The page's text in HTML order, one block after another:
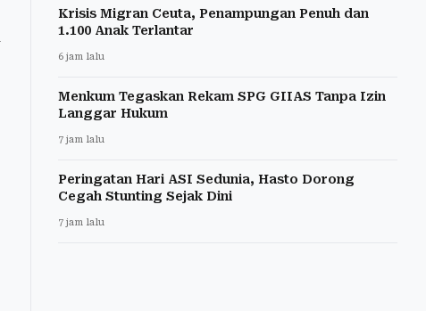
Krisis Migran Ceuta, Penampungan Penuh dan
1.100 Anak Terlantar
6 jam lalu
Menkum Tegaskan Rekam SPG GIIAS Tanpa Izin
Langgar Hukum
7 jam lalu
Peringatan Hari ASI Sedunia, Hasto Dorong
Cegah Stunting Sejak Dini
7 jam lalu